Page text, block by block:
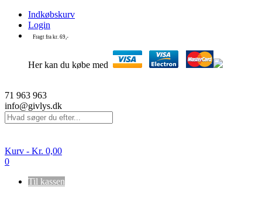
Indkøbskurv
Login
Fragt fra kr. 69,-
Her kan du købe med
71 963 963
info@givlys.dk
Kurv - Kr. 0,00
0
Til kassen